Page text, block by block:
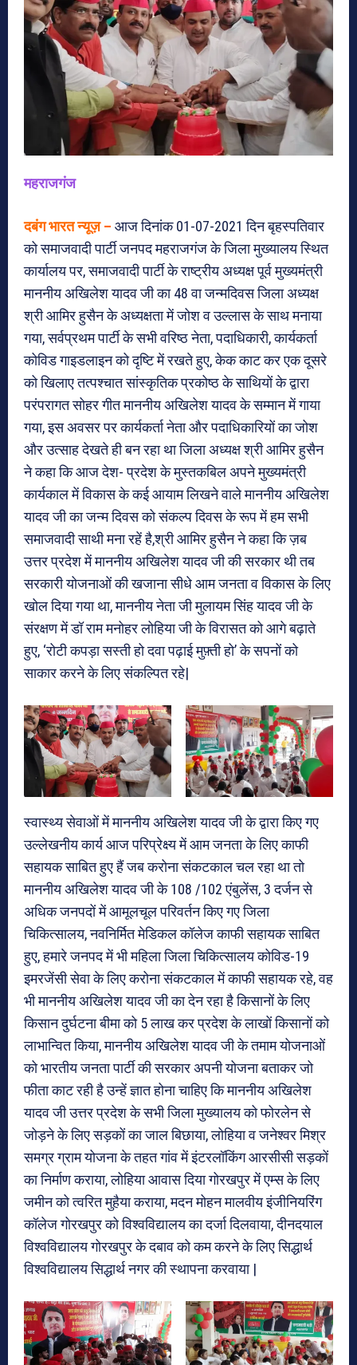
महराजगंज
दबंग भारत न्यूज़ – आज दिनांक 01-07-2021 दिन बृहस्पतिवार
को समाजवादी पार्टी जनपद महराजगंज के जिला मुख्यालय स्थित
कार्यालय पर, समाजवादी पार्टी के राष्ट्रीय अध्यक्ष पूर्व मुख्यमंत्री
माननीय अखिलेश यादव जी का 48 वा जन्मदिवस जिला अध्यक्ष
श्री आमिर हुसैन के अध्यक्षता में जोश व उल्लास के साथ मनाया
गया, सर्वप्रथम पार्टी के सभी वरिष्ठ नेता, पदाधिकारी, कार्यकर्ता
कोविड गाइडलाइन को दृष्टि में रखते हुए, केक काट कर एक दूसरे
को खिलाए तत्पश्चात सांस्कृतिक प्रकोष्ठ के साथियों के द्वारा
परंपरागत सोहर गीत माननीय अखिलेश यादव के सम्मान में गाया
गया, इस अवसर पर कार्यकर्ता नेता और पदाधिकारियों का जोश
और उत्साह देखते ही बन रहा था जिला अध्यक्ष श्री आमिर हुसैन
ने कहा कि आज देश- प्रदेश के मुस्तकबिल अपने मुख्यमंत्री
कार्यकाल में विकास के कई आयाम लिखने वाले माननीय अखिलेश
यादव जी का जन्म दिवस को संकल्प दिवस के रूप में हम सभी
समाजवादी साथी मना रहें है,श्री आमिर हुसैन ने कहा कि ज़ब
उत्तर प्रदेश में माननीय अखिलेश यादव जी की सरकार थी तब
सरकारी योजनाओं की खजाना सीधे आम जनता व विकास के लिए
खोल दिया गया था, माननीय नेता जी मुलायम सिंह यादव जी के
संरक्षण में डॉ राम मनोहर लोहिया जी के विरासत को आगे बढ़ाते
हुए, ‘रोटी कपड़ा सस्ती हो दवा पढ़ाई मुफ़्ती हो’ के सपनों को
साकार करने के लिए संकल्पित रहे|
स्वास्थ्य सेवाओं में माननीय अखिलेश यादव जी के द्वारा किए गए
उल्लेखनीय कार्य आज परिप्रेक्ष्य में आम जनता के लिए काफी
सहायक साबित हुए हैं जब करोना संकटकाल चल रहा था तो
माननीय अखिलेश यादव जी के 108 /102 एंबुलेंस, 3 दर्जन से
अधिक जनपदों में आमूलचूल परिवर्तन किए गए जिला
चिकित्सालय, नवनिर्मित मेडिकल कॉलेज काफी सहायक साबित
हुए, हमारे जनपद में भी महिला जिला चिकित्सालय कोविड-19
इमरजेंसी सेवा के लिए करोना संकटकाल में काफी सहायक रहे, वह
भी माननीय अखिलेश यादव जी का देन रहा है किसानों के लिए
किसान दुर्घटना बीमा को 5 लाख कर प्रदेश के लाखों किसानों को
लाभान्वित किया, माननीय अखिलेश यादव जी के तमाम योजनाओं
को भारतीय जनता पार्टी की सरकार अपनी योजना बताकर जो
फीता काट रही है उन्हें ज्ञात होना चाहिए कि माननीय अखिलेश
यादव जी उत्तर प्रदेश के सभी जिला मुख्यालय को फोरलेन से
जोड़ने के लिए सड़कों का जाल बिछाया, लोहिया व जनेश्वर मिश्र
समग्र ग्राम योजना के तहत गांव में इंटरलॉकिंग आरसीसी सड़कों
का निर्माण कराया, लोहिया आवास दिया गोरखपुर में एम्स के लिए
जमीन को त्वरित मुहैया कराया, मदन मोहन मालवीय इंजीनियरिंग
कॉलेज गोरखपुर को विश्वविद्यालय का दर्जा दिलवाया, दीनदयाल
विश्वविद्यालय गोरखपुर के दबाव को कम करने के लिए सिद्धार्थ
विश्वविद्यालय सिद्धार्थ नगर की स्थापना करवाया |